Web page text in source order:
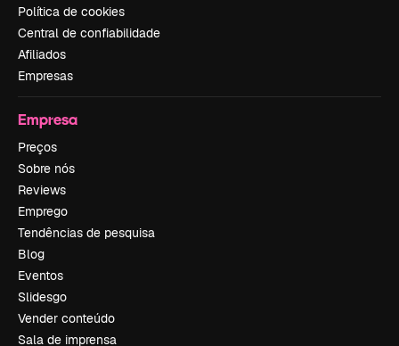
Política de cookies
Central de confiabilidade
Afiliados
Empresas
Empresa
Preços
Sobre nós
Reviews
Emprego
Tendências de pesquisa
Blog
Eventos
Slidesgo
Vender conteúdo
Sala de imprensa